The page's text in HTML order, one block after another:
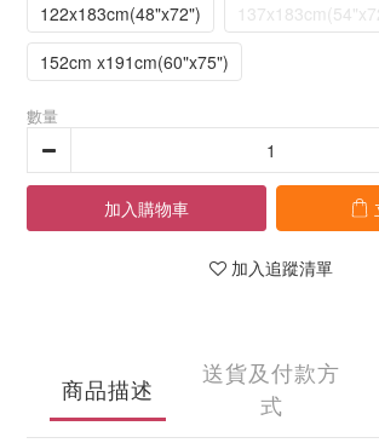
122x183cm(48"x72")
152cm x191cm(60"x75")
數量
加入購物車
加入追蹤清單
商品描述
送貨及付款方
式